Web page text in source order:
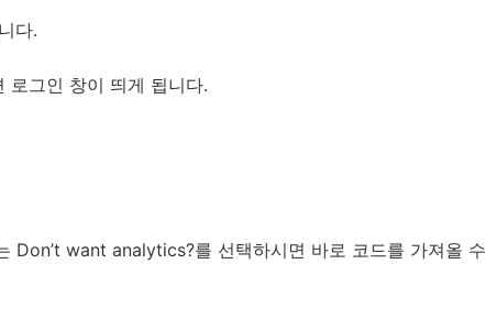
다.
로그인 창이 띄게 됩니다.
Don’t want analytics?를 선택하시면 바로 코드를 가져올 수